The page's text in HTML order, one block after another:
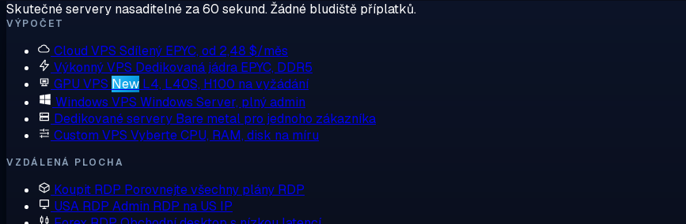
Skutečné servery nasaditelné za 60 sekund. Žádné bludiště příplatků.
VÝPOČET
Cloud VPS Sdílený EPYC, od 2,48 $/měs
Výkonný VPS Dedikovaná jádra EPYC, DDR5
GPU VPS New L4, L40S, H100 na vyžádání
Windows VPS Windows Server, plný admin
Dedikované servery Bare metal pro jednoho zákazníka
Custom VPS Vyberte CPU, RAM, disk na míru
VZDÁLENÁ PLOCHA
Koupit RDP Porovnejte všechny plány RDP
USA RDP Admin RDP na US IP